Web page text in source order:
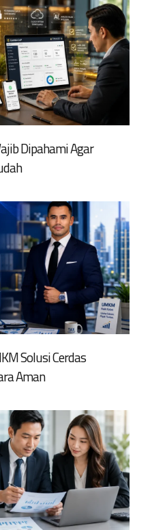
Dipahami Agar
Solusi Cerdas
Aman